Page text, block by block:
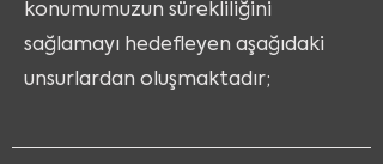
konumumuzun sürekliliğini
sağlamayı hedefleyen aşağıdaki
unsurlardan oluşmaktadır;